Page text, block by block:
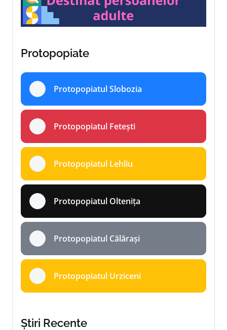
Protopopiate
Protopopiatul Slobozia
Protopopiatul Fetești
Protopopiatul Lehliu
Protopopiatul Oltenița
Protopopiatul Călărași
Protopopiatul Urziceni
Știri Recente